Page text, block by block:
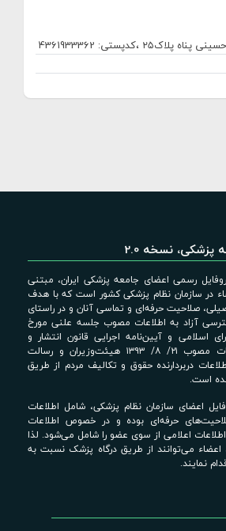
پناه پلاک۲۵ ،کدپستی: 4361933362
نسخه 2.0
رسمی اعضای جامعه پزشکی ایران، مبتنی
در سازمان نظام پزشکی کشور است که با هدف
صلاحیت حرفه‌ای و تماسی آنان و در راستای
آزاد به اطلاعات مصوب جلسه علنی مورخ
شورای اسلامی و آیین‌نامه اجرایی قانون انتشار و
دسترسی آزاد به اطلاعات مصوب ۲۱/ ۸/ ۱۳۹۳ هیئت‌وزیران و رسالت
دربردارنده حقوق و تکالیف مردم از طریق
است.
اعضای سازمان نظام پزشکی، شامل اطلاعات
حرفه‌ای بوده و در خصوص اطلاعات
اعلامی از سوی عضو را شامل می‌شود. لذا
اعضاء می‌توانند از طریق درگاه پزشک نسبت به
نمایند.